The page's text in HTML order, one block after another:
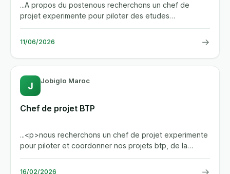
...A propos du postenous recherchons un chef de
projet experimente pour piloter des etudes
d'envergure dans le domaine de...
11/06/2026 →
J Jobiglo Maroc
Chef de projet BTP
...<p>nous recherchons un chef de projet experimente
pour piloter et coordonner nos projets btp, de la
preparation a la...
16/02/2026